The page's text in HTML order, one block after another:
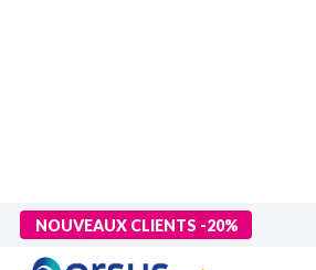
NOUVEAUX CLIENTS -20%
> Formations>Compétences métiers